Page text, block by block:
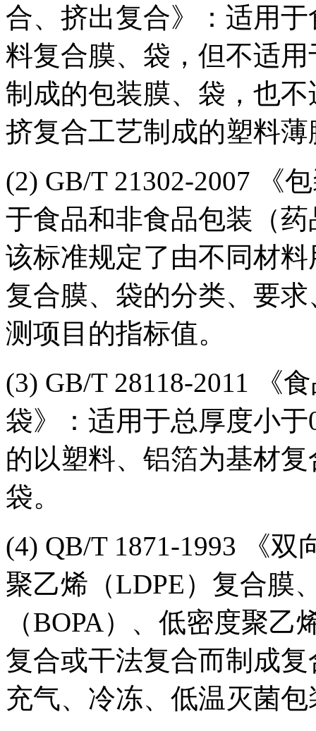
合、挤出复合》：适用
料复合膜、袋，但不适
制成的包装膜、袋，也
挤复合工艺制成的塑料
(2) GB/T 21302-2007 《
于食品和非食品包装（
该标准规定了由不同材
复合膜、袋的分类、要
测项目的指标值。
(3) GB/T 28118-2011 《
袋》：适用于总厚度小
的以塑料、铝箔为基材
袋。
(4) QB/T 1871-1993 《
聚乙烯（LDPE）复合膜
（BOPA）、低密度聚
复合或干法复合而制成
充气、冷冻、低温灭菌